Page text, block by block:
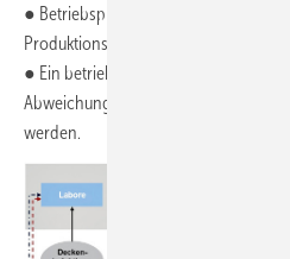
● Betriebsprobleme treten meist bei
Produktionsänderungen auf.
● Ein betriebsbegleitendes
Abweichungen; daraus können
werden.